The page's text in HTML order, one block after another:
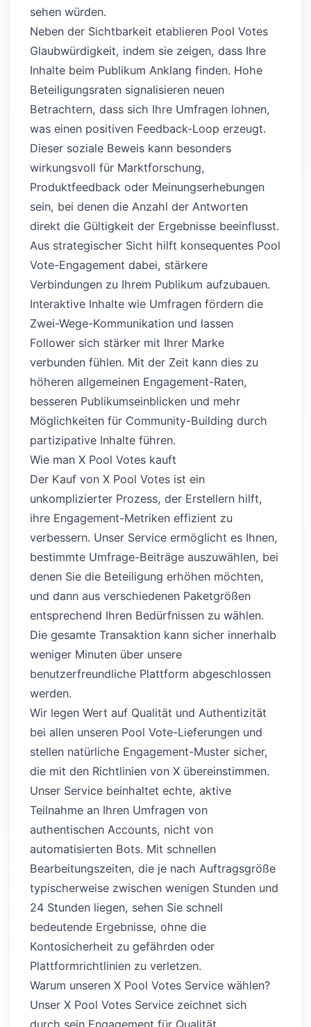
sehen würden.
Neben der Sichtbarkeit etablieren Pool Votes
Glaubwürdigkeit, indem sie zeigen, dass Ihre
Inhalte beim Publikum Anklang finden. Hohe
Beteiligungsraten signalisieren neuen
Betrachtern, dass sich Ihre Umfragen lohnen,
was einen positiven Feedback-Loop erzeugt.
Dieser soziale Beweis kann besonders
wirkungsvoll für Marktforschung,
Produktfeedback oder Meinungserhebungen
sein, bei denen die Anzahl der Antworten
direkt die Gültigkeit der Ergebnisse beeinflusst.
Aus strategischer Sicht hilft konsequentes Pool
Vote-Engagement dabei, stärkere
Verbindungen zu Ihrem Publikum aufzubauen.
Interaktive Inhalte wie Umfragen fördern die
Zwei-Wege-Kommunikation und lassen
Follower sich stärker mit Ihrer Marke
verbunden fühlen. Mit der Zeit kann dies zu
höheren allgemeinen Engagement-Raten,
besseren Publikumseinblicken und mehr
Möglichkeiten für Community-Building durch
partizipative Inhalte führen.
Wie man X Pool Votes kauft
Der Kauf von X Pool Votes ist ein
unkomplizierter Prozess, der Erstellern hilft,
ihre Engagement-Metriken effizient zu
verbessern. Unser Service ermöglicht es Ihnen,
bestimmte Umfrage-Beiträge auszuwählen, bei
denen Sie die Beteiligung erhöhen möchten,
und dann aus verschiedenen Paketgrößen
entsprechend Ihren Bedürfnissen zu wählen.
Die gesamte Transaktion kann sicher innerhalb
weniger Minuten über unsere
benutzerfreundliche Plattform abgeschlossen
werden.
Wir legen Wert auf Qualität und Authentizität
bei allen unseren Pool Vote-Lieferungen und
stellen natürliche Engagement-Muster sicher,
die mit den Richtlinien von X übereinstimmen.
Unser Service beinhaltet echte, aktive
Teilnahme an Ihren Umfragen von
authentischen Accounts, nicht von
automatisierten Bots. Mit schnellen
Bearbeitungszeiten, die je nach Auftragsgröße
typischerweise zwischen wenigen Stunden und
24 Stunden liegen, sehen Sie schnell
bedeutende Ergebnisse, ohne die
Kontosicherheit zu gefährden oder
Plattformrichtlinien zu verletzen.
Warum unseren X Pool Votes Service wählen?
Unser X Pool Votes Service zeichnet sich
durch sein Engagement für Qualität,